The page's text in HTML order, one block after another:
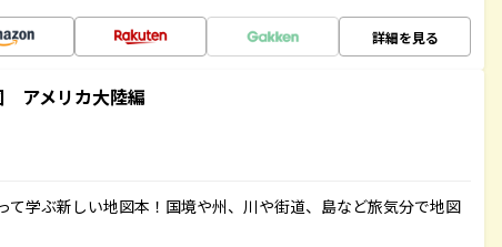
詳細を見る
アメリカ大陸編
て学ぶ新しい地図本！国境や州、川や街道、島など旅気分で地図